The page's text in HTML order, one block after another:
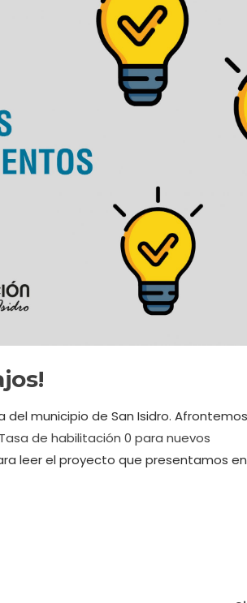
del municipio de San Isidro. Afrontemos
de habilitación 0 para nuevos
leer el proyecto que presentamos
PRESUPUESTO TEMAS